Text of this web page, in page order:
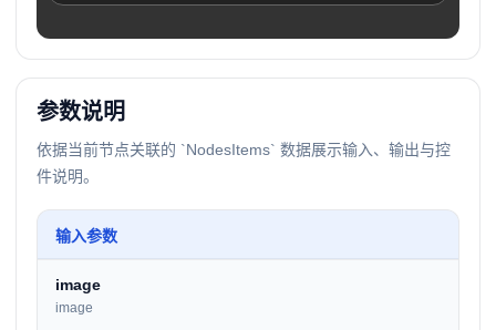
参数说明
依据当前节点关联的 `NodesItems` 数据展示输入、输出与控
件说明。
输入参数
image
image